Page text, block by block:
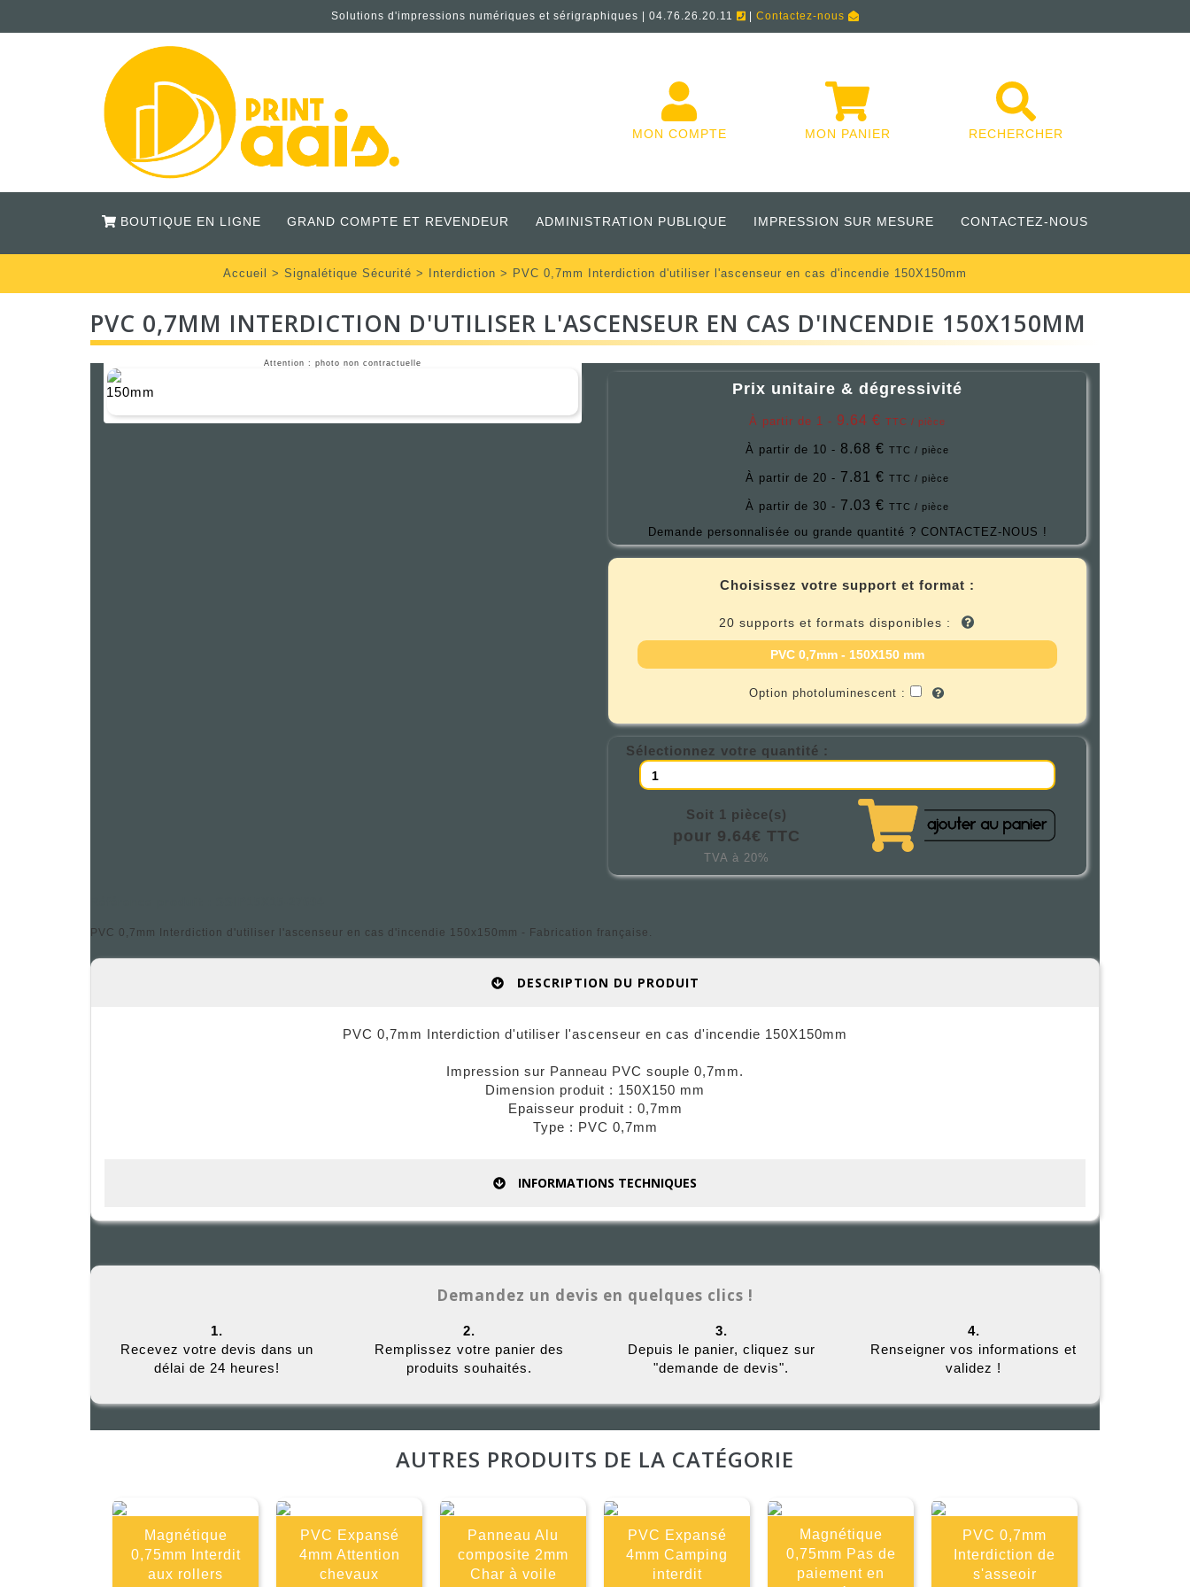
Solutions d'impressions numériques et sérigraphiques | 04.76.26.20.11 |Contactez-nous
MON COMPTE MON PANIER RECHERCHER
BOUTIQUE EN LIGNE GRAND COMPTE ET REVENDEUR ADMINISTRATION PUBLIQUE IMPRESSION SUR MESURE CONTACTEZ-NOUS
Accueil > Signalétique Sécurité > Interdiction > PVC 0,7mm Interdiction d'utiliser l'ascenseur en cas d'incendie 150X150mm
PVC 0,7MM INTERDICTION D'UTILISER L'ASCENSEUR EN CAS D'INCENDIE 150X150MM
Attention : photo non contractuelle
Prix unitaire & dégressivité
À partir de 1 - 9.64 € TTC / pièce
À partir de 10 - 8.68 € TTC / pièce
À partir de 20 - 7.81 € TTC / pièce
À partir de 30 - 7.03 € TTC / pièce
Demande personnalisée ou grande quantité ? CONTACTEZ-NOUS !
Choisissez votre support et format :
20 supports et formats disponibles :
PVC 0,7mm - 150X150 mm
Option photoluminescent :
Sélectionnez votre quantité :
Soit 1 pièce(s)
pour 9.64€ TTC
TVA à 20%
PVC 0,7mm Interdiction d'utiliser l'ascenseur en cas d'incendie 150x150mm - Fabrication française.
DESCRIPTION DU PRODUIT
PVC 0,7mm Interdiction d'utiliser l'ascenseur en cas d'incendie 150X150mm
Impression sur Panneau PVC souple 0,7mm.
Dimension produit : 150X150 mm
Epaisseur produit : 0,7mm
Type : PVC 0,7mm
INFORMATIONS TECHNIQUES
Demandez un devis en quelques clics !
1.
Recevez votre devis dans un
délai de 24 heures!
2.
Remplissez votre panier des
produits souhaités.
3.
Depuis le panier, cliquez sur
"demande de devis".
4.
Renseigner vos informations et
validez !
AUTRES PRODUITS DE LA CATÉGORIE
Magnétique
0,75mm Interdit
aux rollers
PVC Expansé
4mm Attention
chevaux
Panneau Alu
composite 2mm
Char à voile
PVC Expansé
4mm Camping
interdit
Magnétique
0,75mm Pas de
paiement en
PVC 0,7mm
Interdiction de
s'asseoir